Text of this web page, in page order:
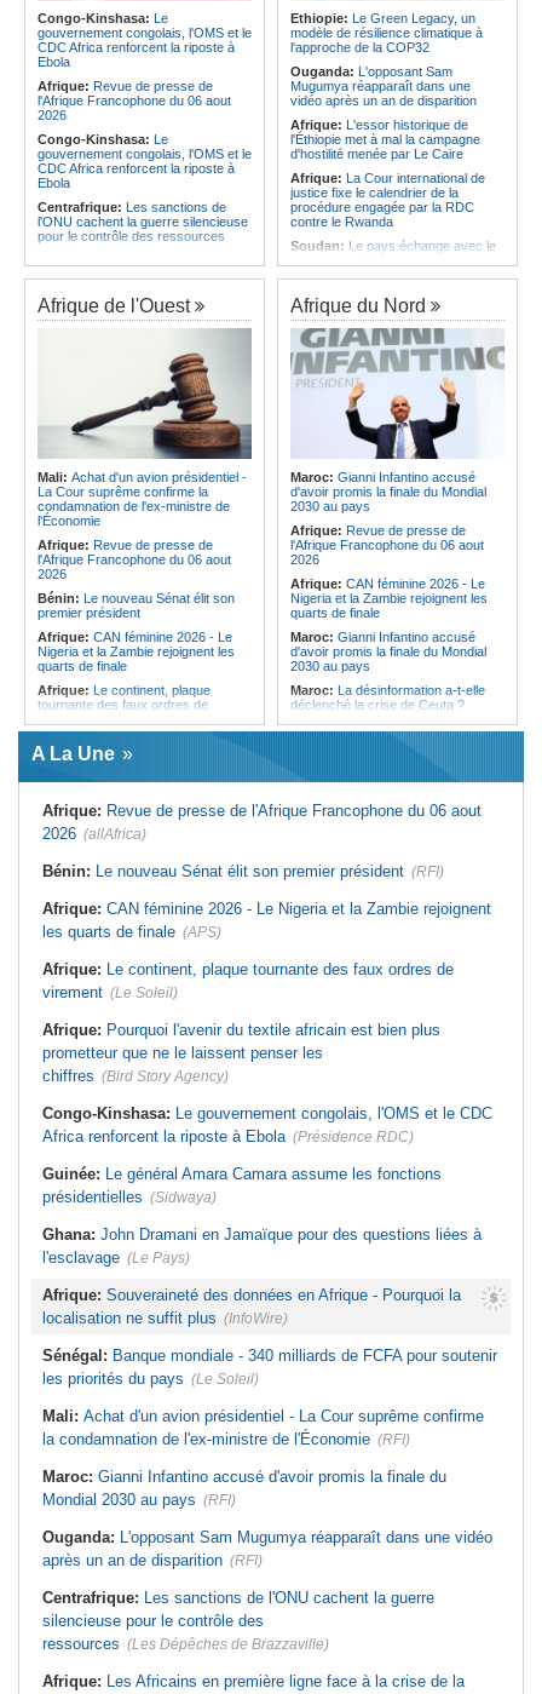
à Yamoussoukro
Afrique:Le Forum de
l'entrepreneuriat de Sept Afrique se
veut une plateforme de mobilisation
des investissements
Afrique:Un groupe parlementaire
se penche sur le rôle des femmes
dans l'interaction avec les
communautés
Congo-Kinshasa: Le
gouvernement congolais, l'OMS et le
CDC Africa renforcent la riposte à
Ebola
Afrique: Revue de presse de
l'Afrique Francophone du 06 aout
2026
Congo-Kinshasa: Le
gouvernement congolais, l'OMS et le
CDC Africa renforcent la riposte à
Ebola
Centrafrique: Les sanctions de
l'ONU cachent la guerre silencieuse
pour le contrôle des ressources
Afrique:La Cour international de
justice fixe le calendrier de la
Visite du Président de la
République et de la Première Dame
à Yamoussoukro
Afrique:L'Angola participe à la 21e
réunion du Partenariat Afrique-
Monde arabe au Caire
Congo-Kinshasa:Ebola - Contre le
variant Bundibugyo, plusieurs
essais lancés mais aucun traitement
Cameroun:Plusieurs
ressortissants expulsés des États-
pays
Ethiopie: Le Green Legacy, un
modèle de résilience climatique à
l'approche de la COP32
Ouganda: L'opposant Sam
Mugumya réapparaît dans une
vidéo après un an de disparition
Afrique: L'essor historique de
l'Éthiopie met à mal la campagne
d'hostilité menée par Le Caire
Afrique: La Cour international de
justice fixe le calendrier de la
procédure engagée par la RDC
contre le Rwanda
Soudan: Le pays échange avec le
Afrique:L'Éthiopie accueillera la
76e session du Comité régional de
l'OMS pour le continent
Kenya:Une nouvelle récolte
d'espoir - Le coton Bt relance la
filière cotonnière à Lamu
Ile Maurice:
Alpine Challenge - Une
claque magistrale aux Racing
Ile Maurice:Pas de libération sous
caution pour Seewoo et Deoojee, la
FCC craint une interférence avec
les témoins
Ile Maurice:Kreol Morisien - Un
débat sans voix dissidente
Afrique de l'Ouest
Mali: Achat d'un avion présidentiel -
La Cour suprême confirme la
condamnation de l'ex-ministre de
l'Économie
Afrique: Revue de presse de
l'Afrique Francophone du 06 aout
2026
Bénin: Le nouveau Sénat élit son
premier président
Afrique: CAN féminine 2026 - Le
Nigeria et la Zambie rejoignent les
quarts de finale
Afrique: Le continent, plaque
tournante des faux ordres de
Guinée:
assume les fonctions présidentielles
Ghana:John Dramani en Jamaïque
l'esclavage
Sénégal:Banque mondiale - 340
priorités du pays
La Cour suprême confirme la
condamnation de l'ex-ministre de
l'Économie
France la restitution du crâne de
Bokar Biro et de trois de ses
proches
Afrique du Nord
Maroc: Gianni Infantino accusé
d'avoir promis la finale du Mondial
2030 au pays
Afrique: Revue de presse de
l'Afrique Francophone du 06 aout
2026
Afrique: CAN féminine 2026 - Le
Nigeria et la Zambie rejoignent les
quarts de finale
Maroc: Gianni Infantino accusé
d'avoir promis la finale du Mondial
2030 au pays
Maroc: La désinformation a-t-elle
déclenché la crise de Ceuta ?
Afrique:L'essor historique de
Algérie:France - L'affaire Mehdi
policière contre le narcotrafic
Monde arabe au Caire
2026 - Le continent, entre ouverture
commerciale et défiance migratoire
A La Une
Afrique: Revue de presse de l'Afrique Francophone du 06 aout
2026 (allAfrica)
Bénin: Le nouveau Sénat élit son premier président (RFI)
Afrique: CAN féminine 2026 - Le Nigeria et la Zambie rejoignent
les quarts de finale (APS)
Afrique: Le continent, plaque tournante des faux ordres de
virement (Le Soleil)
Afrique: Pourquoi l'avenir du textile africain est bien plus
prometteur que ne le laissent penser les
chiffres (Bird Story Agency)
Congo-Kinshasa: Le gouvernement congolais, l'OMS et le CDC
Africa renforcent la riposte à Ebola (Présidence RDC)
Guinée: Le général Amara Camara assume les fonctions
présidentielles (Sidwaya)
Ghana: John Dramani en Jamaïque pour des questions liées à
l'esclavage (Le Pays)
Afrique: Souveraineté des données en Afrique - Pourquoi la
localisation ne suffit plus (InfoWire)
Sénégal: Banque mondiale - 340 milliards de FCFA pour soutenir
les priorités du pays (Le Soleil)
Mali: Achat d'un avion présidentiel - La Cour suprême confirme
la condamnation de l'ex-ministre de l'Économie (RFI)
Maroc: Gianni Infantino accusé d'avoir promis la finale du
Mondial 2030 au pays (RFI)
Ouganda: L'opposant Sam Mugumya réapparaît dans une vidéo
après un an de disparition (RFI)
Centrafrique: Les sanctions de l'ONU cachent la guerre
silencieuse pour le contrôle des
ressources (Les Dépêches de Brazzaville)
Afrique: Les Africains en première ligne face à la crise de la